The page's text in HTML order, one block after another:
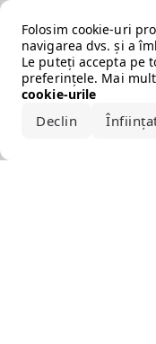
Folosim cookie-uri
navigarea dvs. și a
Le puteți accepta pe
preferințele. Mai
cookie-urile
Declin
Error